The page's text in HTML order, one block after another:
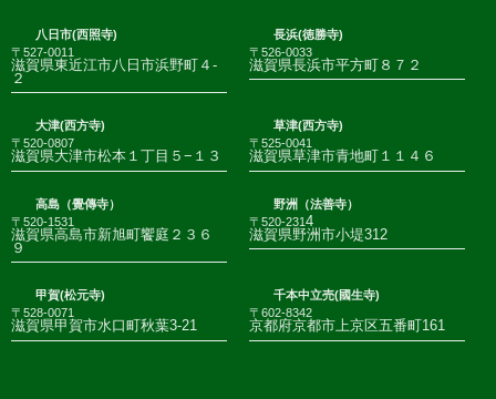
八日市(西照寺)
〒527-0011
滋賀県東近江市八日市浜野町４-
２
長浜(徳勝寺)
〒526-0033
滋賀県長浜市平方町８７２
大津(西方寺)
〒520-0807
滋賀県大津市松本１丁目５−１３
草津(西方寺)
〒525-0041
滋賀県草津市青地町１１４６
高島（覺傳寺）
〒520-1531
滋賀県高島市新旭町饗庭２３６
９
野洲（法善寺）
〒520-2314
滋賀県野洲市小堤312
甲賀(松元寺)
〒528-0071
滋賀県甲賀市水口町秋葉3-21
千本中立売(國生寺)
〒602-8342
京都府京都市上京区五番町161